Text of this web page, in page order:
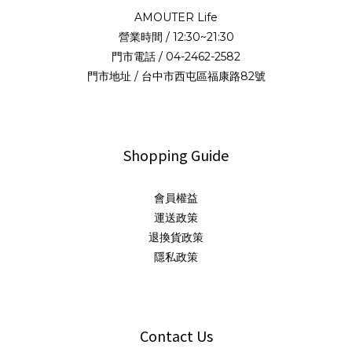
AMOUTER Life
營業時間 / 12:30~21:30
門市電話 / 04-2462-2582
門市地址 / 台中市西屯區福康路82號
Shopping Guide
會員權益
運送政策
退換貨政策
隱私政策
Contact Us